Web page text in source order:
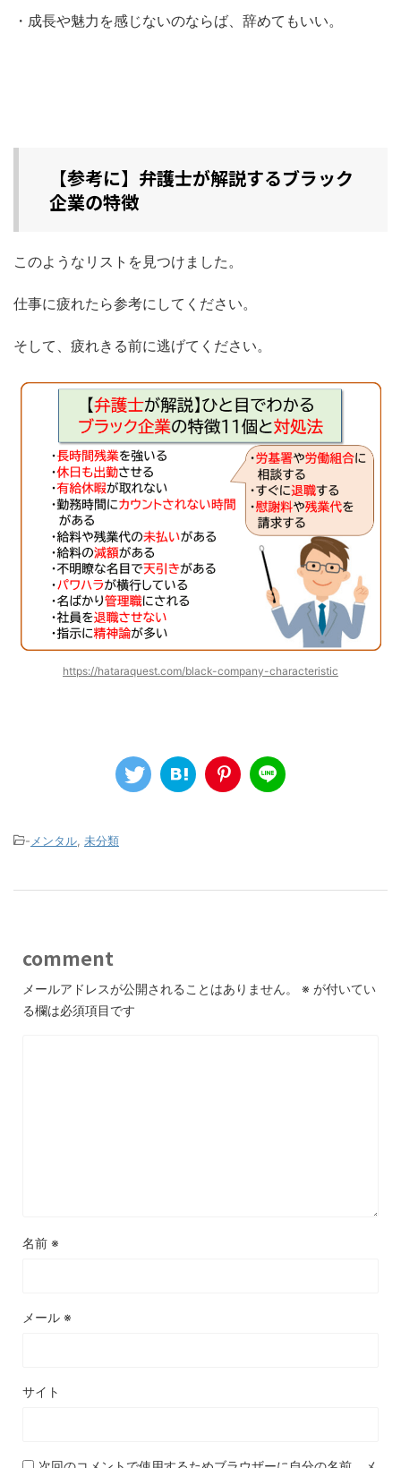
・成長や魅力を感じないのならば、辞めてもいい。
【参考に】弁護士が解説するブラック
企業の特徴
このようなリストを見つけました。
仕事に疲れたら参考にしてください。
そして、疲れきる前に逃げてください。
https://hataraquest.com/black-company-characteristic
- メンタル 未分類
comment
メールアドレスが公開されることはありません。 ※ が付いてい
る欄は必須項目です
名前 ※
メール ※
サイト